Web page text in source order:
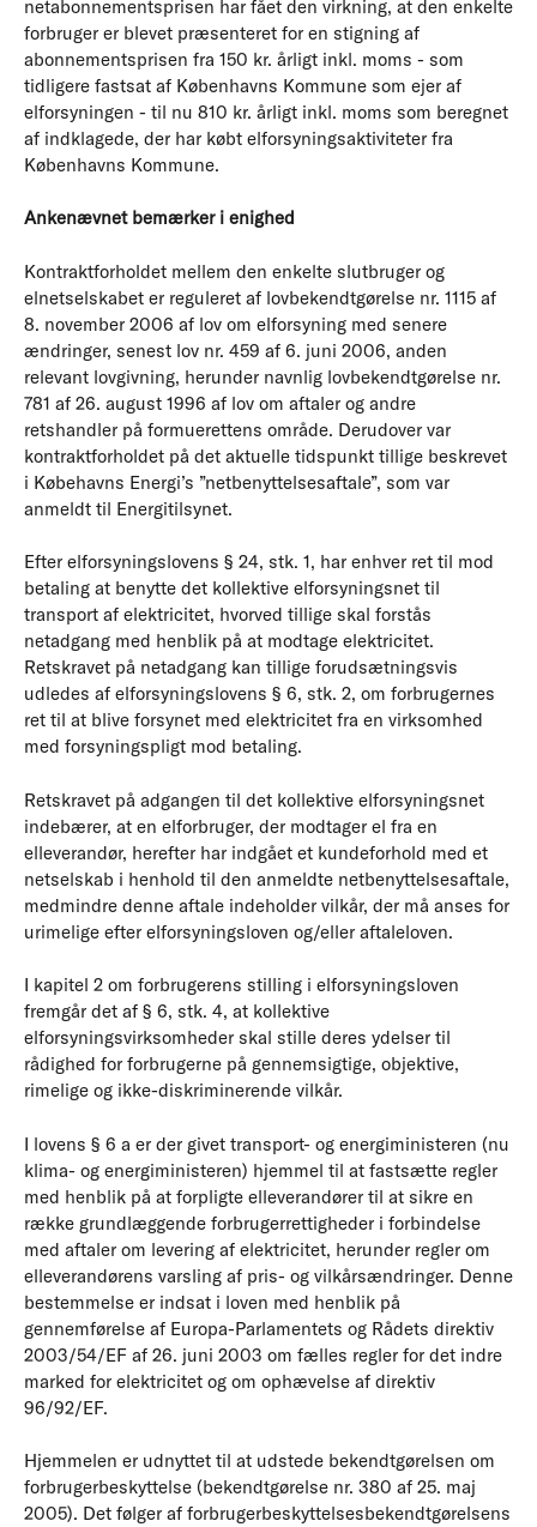
netabonnementsprisen har fået den virkning, at den enkelte
forbruger er blevet præsenteret for en stigning af
abonnementsprisen fra 150 kr. årligt inkl. moms - som
tidligere fastsat af Københavns Kommune som ejer af
elforsyningen - til nu 810 kr. årligt inkl. moms som beregnet
af indklagede, der har købt elforsyningsaktiviteter fra
Københavns Kommune.
Ankenævnet bemærker i enighed
Kontraktforholdet mellem den enkelte slutbruger og
elnetselskabet er reguleret af lovbekendtgørelse nr. 1115 af
8. november 2006 af lov om elforsyning med senere
ændringer, senest lov nr. 459 af 6. juni 2006, anden
relevant lovgivning, herunder navnlig lovbekendtgørelse nr.
781 af 26. august 1996 af lov om aftaler og andre
retshandler på formuerettens område. Derudover var
kontraktforholdet på det aktuelle tidspunkt tillige beskrevet
i Købehavns Energi’s ”netbenyttelsesaftale”, som var
anmeldt til Energitilsynet.
Efter elforsyningslovens § 24, stk. 1, har enhver ret til mod
betaling at benytte det kollektive elforsyningsnet til
transport af elektricitet, hvorved tillige skal forstås
netadgang med henblik på at modtage elektricitet.
Retskravet på netadgang kan tillige forudsætningsvis
udledes af elforsyningslovens § 6, stk. 2, om forbrugernes
ret til at blive forsynet med elektricitet fra en virksomhed
med forsyningspligt mod betaling.
Retskravet på adgangen til det kollektive elforsyningsnet
indebærer, at en elforbruger, der modtager el fra en
elleverandør, herefter har indgået et kundeforhold med et
netselskab i henhold til den an­meld­te netbenyttelsesaftale,
medmindre denne aftale indeholder vilkår, der må anses for
urimelige efter elforsyningsloven og/eller aftaleloven.
I kapitel 2 om forbrugerens stilling i elforsyningsloven
fremgår det af § 6, stk. 4, at kollektive
elforsyningsvirksomheder skal stille deres ydelser til
rådighed for forbrugerne på gennemsigtige, objektive,
rimelige og ikke-diskriminerende vilkår.
I lovens § 6 a er der givet transport- og energiministeren (nu
klima- og energiministeren) hjemmel til at fastsætte regler
med henblik på at forpligte elleverandører til at sikre en
række grundlæggende forbrugerrettigheder i forbindelse
med aftaler om levering af elektricitet, herunder regler om
elleverandørens varsling af pris- og vilkårsændringer. Denne
bestemmelse er indsat i loven med henblik på
gennemførelse af Europa-Parlamentets og Rådets direktiv
2003/54/EF af 26. juni 2003 om fælles regler for det indre
marked for elektricitet og om ophævelse af direktiv
96/92/EF.
Hjemmelen er udnyttet til at udstede bekendtgørelsen om
forbrugerbeskyttelse (bekendtgørelse nr. 380 af 25. maj
2005). Det følger af forbrugerbeskyttelsesbekendtgørelsens